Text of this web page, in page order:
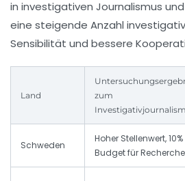
in investigativen Journalismus
eine steigende Anzahl
Sensibilität und bessere
Land
zum
Schweden
Hoher Stellenwert, 10%
Budget für Recherche